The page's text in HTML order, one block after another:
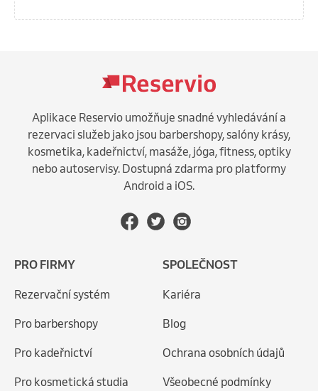
Aplikace Reservio umožňuje snadné vyhledávání a
rezervaci služeb jako jsou barbershopy, salóny krásy,
kosmetika, kadeřnictví, masáže, jóga, fitness, optiky
nebo autoservisy. Dostupná zdarma pro platformy
Android a iOS.
PRO FIRMY
Rezervační systém
Pro barbershopy
Pro kadeřnictví
Pro kosmetická studia
SPOLEČNOST
Kariéra
Blog
Ochrana osobních údajů
Všeobecné podmínky